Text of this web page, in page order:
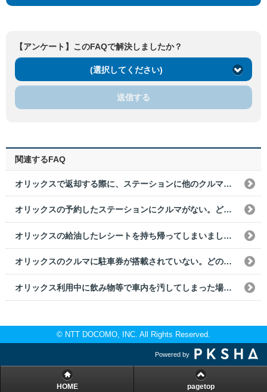
【アンケート】このFAQで解決しましたか？
(選択してください)
送信する
関連するFAQ
オリックスで返却する際に、ステーションに他のクルマが停まっていた。どうすればいいですか？
オリックスの予約したステーションにクルマがない。どうすればいいですか？
オリックスの給油したレシートを持ち帰ってしまいました。どうすればいいですか？
オリックスのクルマに駐車券が搭載されていない。どのように出庫すればいいですか？
オリックス利用中に飲み物等で車内を汚してしまった場合は、どうすればいいですか？
© NTT DOCOMO, INC. All Rights Reserved.
Powered by
HOME pagetop